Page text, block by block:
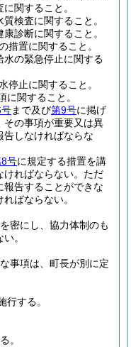
関すること。
検査に関すること。
診断に関すること。
措置に関すること。
の緊急停止に関する
停止に関すること。
に関すること。
まで及び第9号に掲げ
その事項が重要又は異
告しなければならな
号に規定する措置を講
ればならない。 ただ
報告することができな
ばならない。
密にし、協力体制のも
。
事項は、町長が別に定
行する。
。